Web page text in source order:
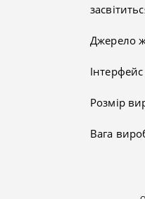
Джерело
Розмір
Вага